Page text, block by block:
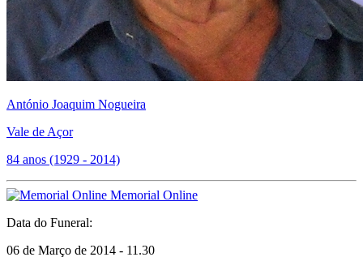
António Joaquim Nogueira
Vale de Açor
84 anos (1929 - 2014)
Memorial Online
Data do Funeral:
06 de Março de 2014 - 11.30